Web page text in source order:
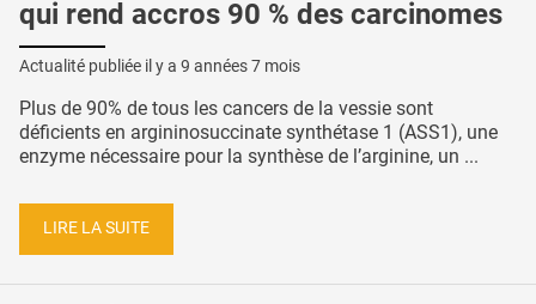
qui rend accros 90 % des carcinomes
Actualité publiée il y a 9 années 7 mois
Plus de 90% de tous les cancers de la vessie sont
déficients en argininosuccinate synthétase 1 (ASS1), une
enzyme nécessaire pour la synthèse de l’arginine, un ...
LIRE LA SUITE